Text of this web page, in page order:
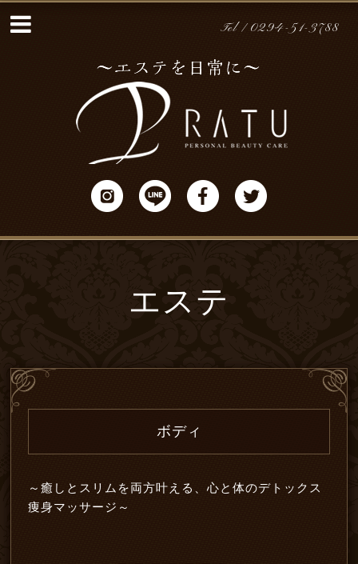
Tel / 0294-51-3788
エステ
ボディ
～癒しとスリムを両方叶える、心と体のデトックス
痩身マッサージ～